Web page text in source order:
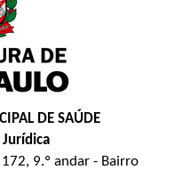
DE SAÚDE
Jurídica
172, 9.º andar - Bairro